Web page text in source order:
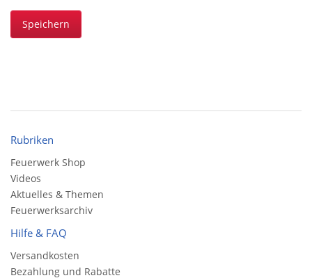
Speichern
Rubriken
Feuerwerk Shop
Videos
Aktuelles & Themen
Feuerwerksarchiv
Hilfe & FAQ
Versandkosten
Bezahlung und Rabatte